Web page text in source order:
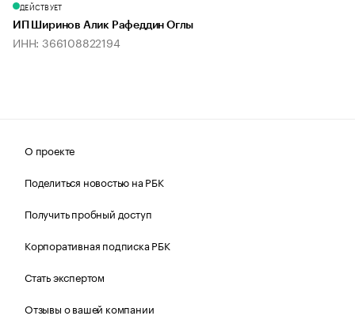
ДЕЙСТВУЕТ
ИП Ширинов Алик Рафеддин Оглы
ИНН: 366108822194
О проекте
Поделиться новостью на РБК
Получить пробный доступ
Корпоративная подписка РБК
Стать экспертом
Отзывы о вашей компании